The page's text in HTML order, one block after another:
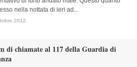
nella nottata di ieri ad...
2012
di chiamate al 117 della Guardia di